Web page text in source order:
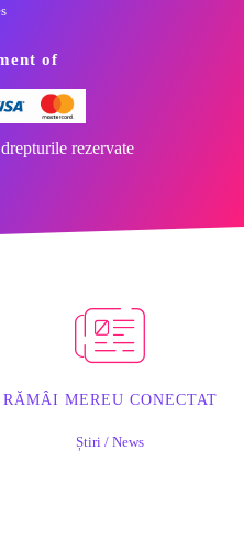
of
rezervate
RĂMÂI MEREU CONECTAT
Știri / News